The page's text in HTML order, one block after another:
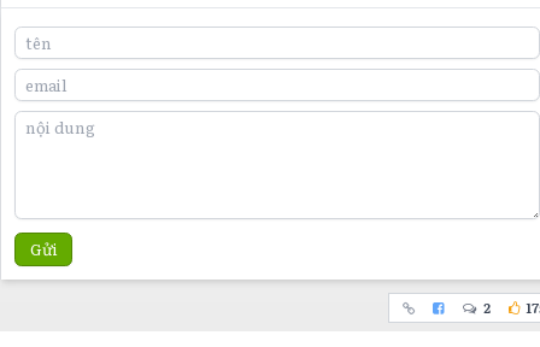
Gửi
2